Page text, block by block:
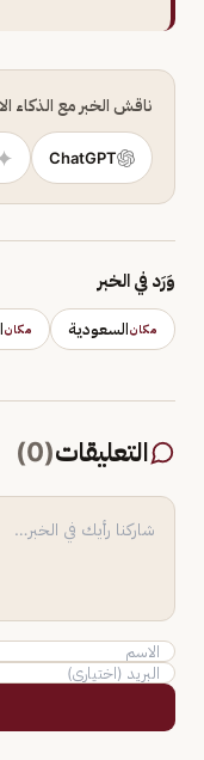
ناقش الخبر مع الذكاء
ChatGPT
وَرَد في الخبر
مكانالسعودية مكان
التعليقات(
0
)